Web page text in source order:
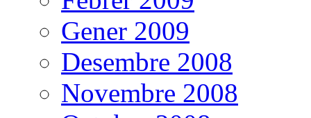
Gener 2009
Desembre 2008
Novembre 2008